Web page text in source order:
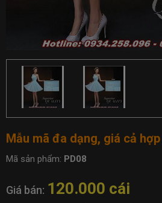
Mẫu mã đa dạng, giá cả hợp
Mã sản phẩm: PD08
Giá bán: 120.000 cái